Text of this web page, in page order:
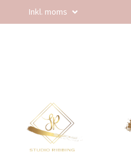
Inkl. moms